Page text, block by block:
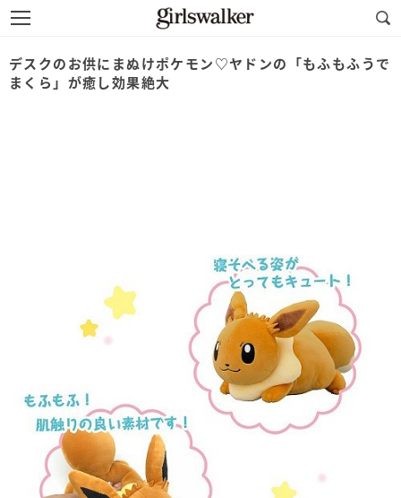
デスクのお供にまぬけポケモン♡ヤドンの「もふもふうで
まくら」が癒し効果絶大